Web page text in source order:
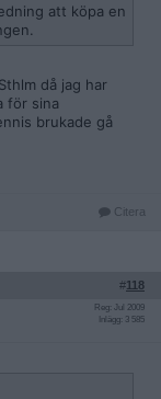
att köpa en
då jag har
för sina
brukade gå
Citera
#118
Reg: Jul 2009
Inlägg: 3 585